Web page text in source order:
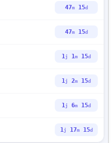
47m13d
47m13d
1j 1m 13d
1j 2m 13d
1j 6m 13d
1j 17m13d